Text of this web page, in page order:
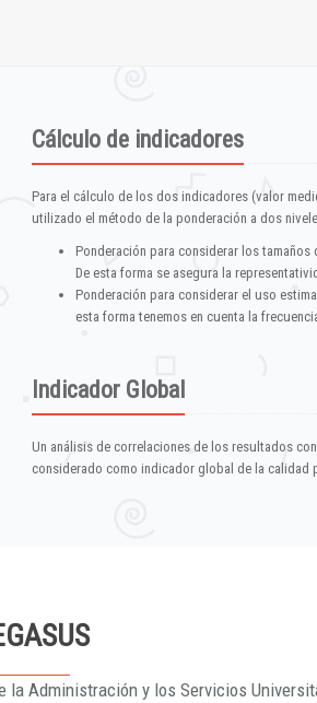
Cálculo de indicadores
Para el cálculo de los dos indicadores (valor
utilizado el método de la ponderación a dos
Ponderación para considerar los
De esta forma se asegura la
Ponderación para considerar el uso
esta forma tenemos en cuenta la
Indicador Global
Un análisis de correlaciones de los resultados
considerado como indicador global de la
la Administración y los Servicios